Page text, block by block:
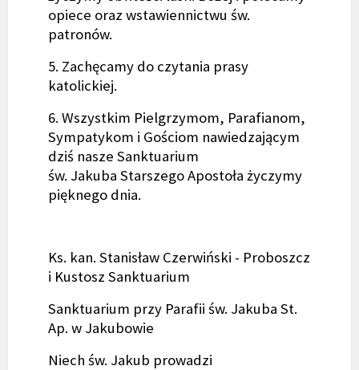
opiece oraz wstawiennictwu św.
patronów.
5. Zachęcamy do czytania prasy
katolickiej.
6. Wszystkim Pielgrzymom, Parafianom,
Sympatykom i Gościom nawiedzającym
dziś nasze Sanktuarium
św. Jakuba Starszego Apostoła życzymy
pięknego dnia.
Ks. kan. Stanisław Czerwiński - Proboszcz
i Kustosz Sanktuarium
Sanktuarium przy Parafii św. Jakuba St.
Ap. w Jakubowie
Niech św. Jakub prowadzi